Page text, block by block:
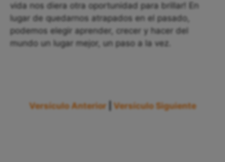
vida nos diera otra oportunidad para brillar! En
lugar de quedarnos atrapados en el pasado,
podemos elegir aprender, crecer y hacer del
mundo un lugar mejor, un paso a la vez.
Versículo Anterior Versículo Siguiente